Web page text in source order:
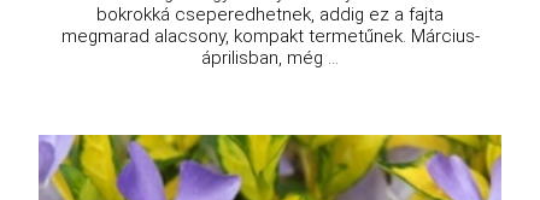
bokrokká cseperedhetnek, addig ez a fajta
megmarad alacsony, kompakt termetűnek. Március-
áprilisban, még ...